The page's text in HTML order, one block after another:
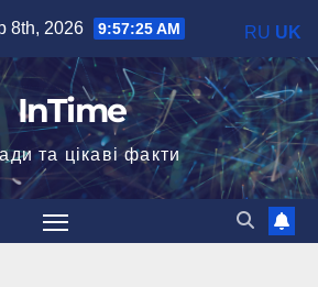
8th, 2026 9:57:26 AM
InTime
та цікаві факти
RU UK